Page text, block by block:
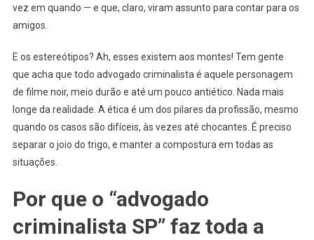
vez em quando — e que, claro, viram assunto para contar para os
amigos.
E os estereótipos? Ah, esses existem aos montes! Tem gente
que acha que todo advogado criminalista é aquele personagem
de filme noir, meio durão e até um pouco antiético. Nada mais
longe da realidade. A ética é um dos pilares da profissão, mesmo
quando os casos são difíceis, às vezes até chocantes. É preciso
separar o joio do trigo, e manter a compostura em todas as
situações.
Por que o “advogado
criminalista SP” faz toda a